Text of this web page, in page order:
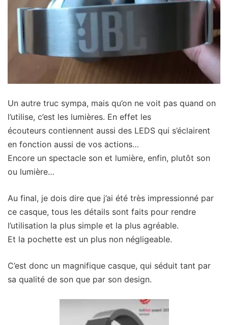
Un autre truc sympa, mais qu’on ne voit pas quand on
l’utilise, c’est les lumières. En effet les
écouteurs contiennent aussi des LEDS qui s’éclairent
en fonction aussi de vos actions…
Encore un spectacle son et lumière, enfin, plutôt son
ou lumière…
Au final, je dois dire que j’ai été très impressionné par
ce casque, tous les détails sont faits pour rendre
l’utilisation la plus simple et la plus agréable.
Et la pochette est un plus non négligeable.
C’est donc un magnifique casque, qui séduit tant par
sa qualité de son que par son design.